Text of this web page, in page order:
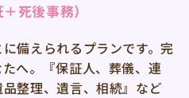
＋死後事務）
備えられるプランです。完
へ。『保証人、葬儀、連
整理、遺言、相続』など